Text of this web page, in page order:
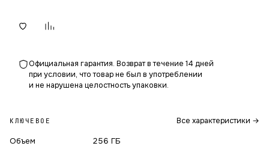
Официальная гарантия. Возврат в течение 14 дней
при условии, что товар не был в употреблении
и не нарушена целостность упаковки.
КЛЮЧЕВОЕ Все характеристики →
Объем
256 ГБ